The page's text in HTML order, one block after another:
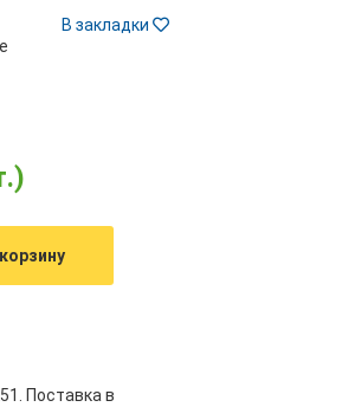
В закладки
Поставка в